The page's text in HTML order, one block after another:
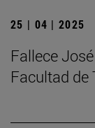
25 | 04 | 2025
Fallece
Facultad de